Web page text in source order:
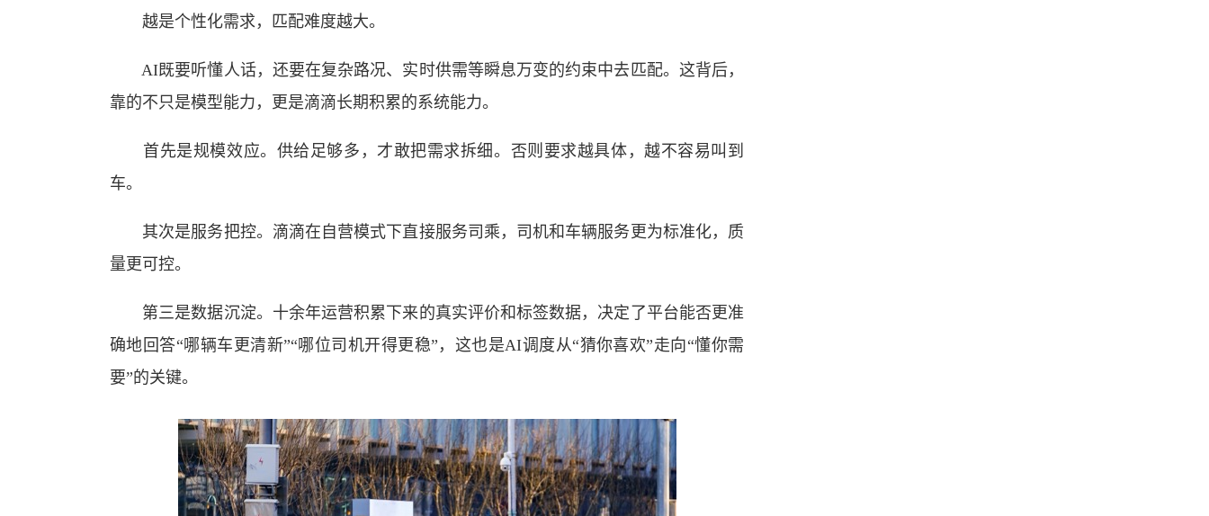
越是个性化需求，匹配难度越大。
AI既要听懂人话，还要在复杂路况、实时供需等瞬息万变的约束中去匹配。这背后，
靠的不只是模型能力，更是滴滴长期积累的系统能力。
首先是规模效应。供给足够多，才敢把需求拆细。否则要求越具体，越不容易叫到
车。
其次是服务把控。滴滴在自营模式下直接服务司乘，司机和车辆服务更为标准化，质
量更可控。
第三是数据沉淀。十余年运营积累下来的真实评价和标签数据，决定了平台能否更准
确地回答“哪辆车更清新”“哪位司机开得更稳”，这也是AI调度从“猜你喜欢”走向“懂你需
要”的关键。